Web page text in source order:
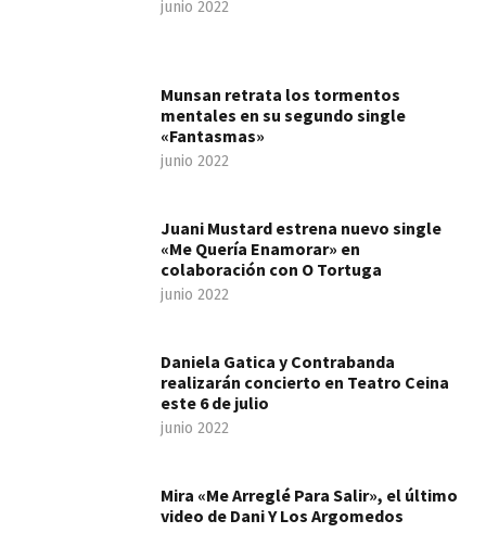
junio 2022
Munsan retrata los tormentos
mentales en su segundo single
«Fantasmas»
junio 2022
Juani Mustard estrena nuevo single
«Me Quería Enamorar» en
colaboración con O Tortuga
junio 2022
Daniela Gatica y Contrabanda
realizarán concierto en Teatro Ceina
este 6 de julio
junio 2022
Mira «Me Arreglé Para Salir», el último
video de Dani Y Los Argomedos